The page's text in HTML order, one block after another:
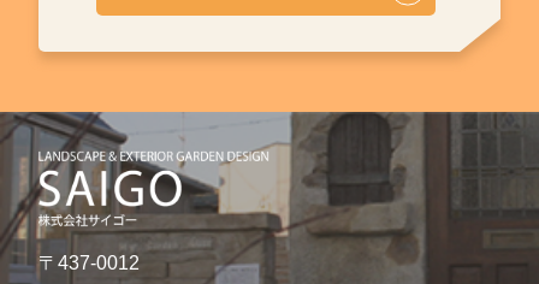
〒437-0012